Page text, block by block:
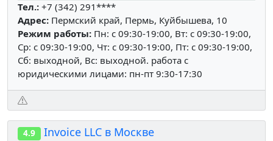
Тел.: +7 (342) 291****
Адрес: Пермский край, Пермь, Куйбышева, 10
Режим работы: Пн: c 09:30-19:00, Вт: c 09:30-19:00,
Ср: c 09:30-19:00, Чт: c 09:30-19:00, Пт: c 09:30-19:00,
Сб: выходной, Вс: выходной. работа с
юридическими лицами: пн-пт 9:30-17:30
4.9 Invoice LLC в Москве